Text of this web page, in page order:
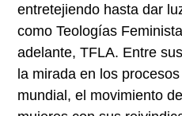
entretejiendo hasta dar
como Teologías
adelante, TFLA. Entre
la mirada en los
mundial, el movimiento